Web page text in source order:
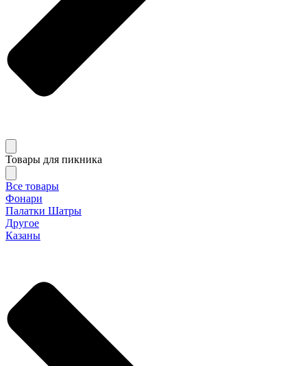
Товары для пикника
Все товары
Фонари
Палатки Шатры
Другое
Казаны